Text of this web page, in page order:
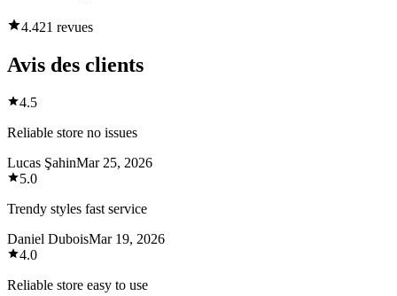
4.421 revues
Avis des clients
4.5
Reliable store no issues
Lucas ŞahinMar 25, 2026
5.0
Trendy styles fast service
Daniel DuboisMar 19, 2026
4.0
Reliable store easy to use